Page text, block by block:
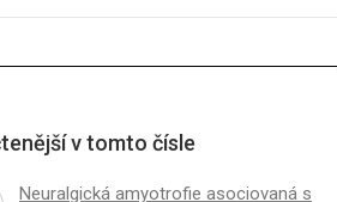
v tomto čísle
Neuralgická amyotrofie asociovaná s